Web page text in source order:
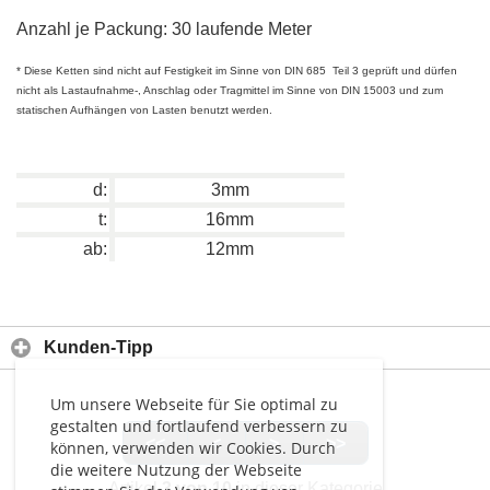
Um unsere Webseite für Sie optimal zu
gestalten und fortlaufend verbessern zu
können, verwenden wir Cookies. Durch
die weitere Nutzung der Webseite
Anzahl je Packung: 30 laufende Meter
* Diese Ketten sind nicht auf Festigkeit im Sinne von DIN 685 Teil 3 geprüft und dürfen
nicht als Lastaufnahme-, Anschlag oder Tragmittel im Sinne von DIN 15003 und zum
statischen Aufhängen von Lasten benutzt werden.
d:
3mm
t:
16mm
ab:
12mm
Kunden-Tipp
<< < > >>